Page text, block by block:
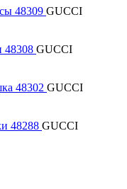
GUCCI
GUCCI
GUCCI
GUCCI